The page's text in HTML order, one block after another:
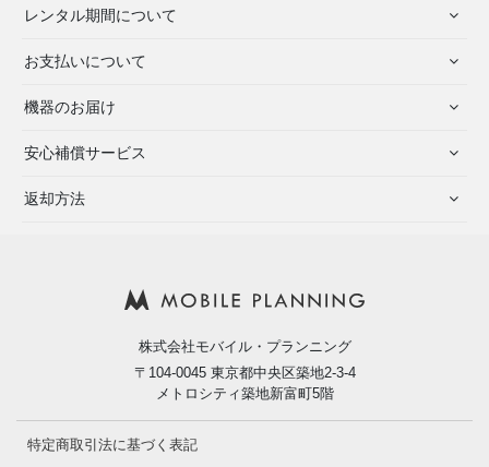
レンタル期間について
お支払いについて
機器のお届け
安心補償サービス
返却方法
株式会社モバイル・プランニング
〒104-0045 東京都中央区築地2-3-4
メトロシティ築地新富町5階
特定商取引法に基づく表記